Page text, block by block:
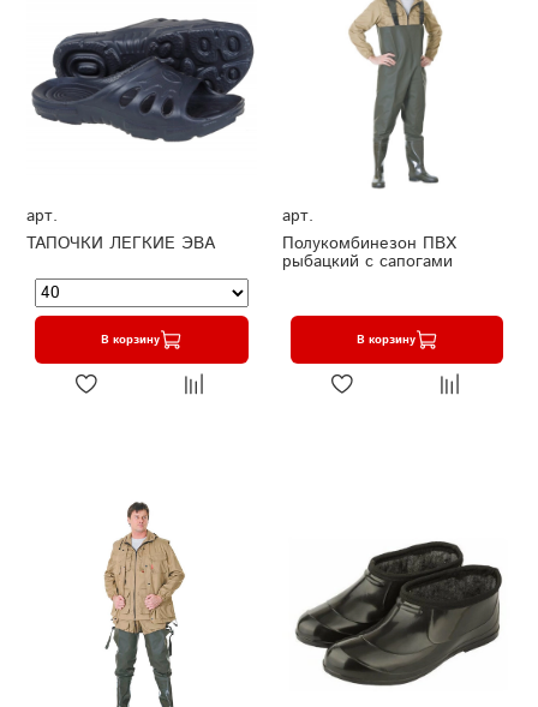
арт.
ТАПОЧКИ ЛЕГКИЕ ЭВА
В корзину
арт.
Полукомбинезон ПВХ
рыбацкий с сапогами
В корзину